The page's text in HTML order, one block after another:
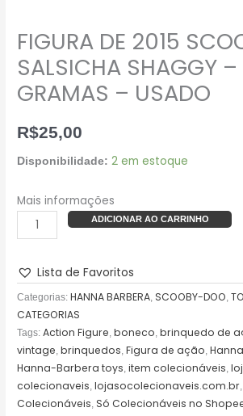
FIGURA DE 2015
SALSICHA SHAGGY
GRAMAS – USADO
R$25,00
Disponibilidade: 2 em estoque
Mais informações
ADICIONAR AO CARRINHO
Lista de Favoritos
Categorias: HANNA BARBERA,SCOOBY-DOO,
CATEGORIAS
Tags:Action Figure, boneco, brinquedo de
vintage, brinquedos, Figura de ação,
Hanna-Barbera toys,item colecionáveis,
colecionaveis, lojasocolecionaveis.com.br
Colecionáveis,Só Colecionáveis no